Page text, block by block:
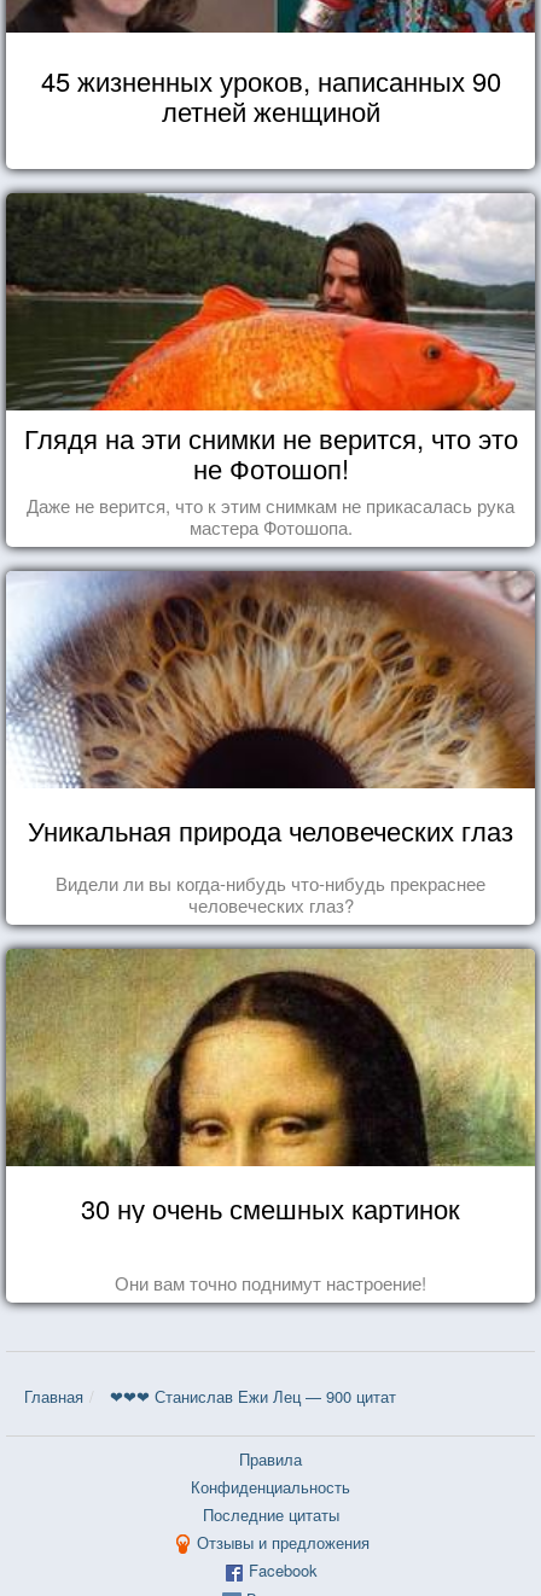
45 жизненных уроков, написанных 90
летней женщиной
Глядя на эти снимки не верится, что это
не Фотошоп!
Даже не верится, что к этим снимкам не прикасалась рука
мастера Фотошопа.
Уникальная природа человеческих глаз
Видели ли вы когда-нибудь что-нибудь прекраснее
человеческих глаз?
30 ну очень смешных картинок
Они вам точно поднимут настроение!
Главная ❤❤❤ Станислав Ежи Лец — 900 цитат
Правила
Конфиденциальность
Последние цитаты
Отзывы и предложения
Facebook